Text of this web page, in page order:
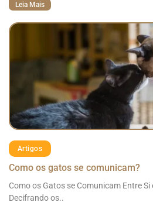
Leia Mais
Artigos
Como os gatos se comunicam?
Como os Gatos se Comunicam Entre
Decifrando os..